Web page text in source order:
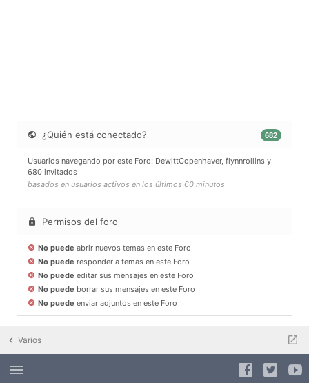
¿Quién está conectado? 682
Usuarios navegando por este Foro: DewittCopenhaver, flynnrollins y
680 invitados
basados en usuarios activos en los últimos 60 minutos
Permisos del foro
No puede abrir nuevos temas en este Foro
No puede responder a temas en este Foro
No puede editar sus mensajes en este Foro
No puede borrar sus mensajes en este Foro
No puede enviar adjuntos en este Foro
Varios